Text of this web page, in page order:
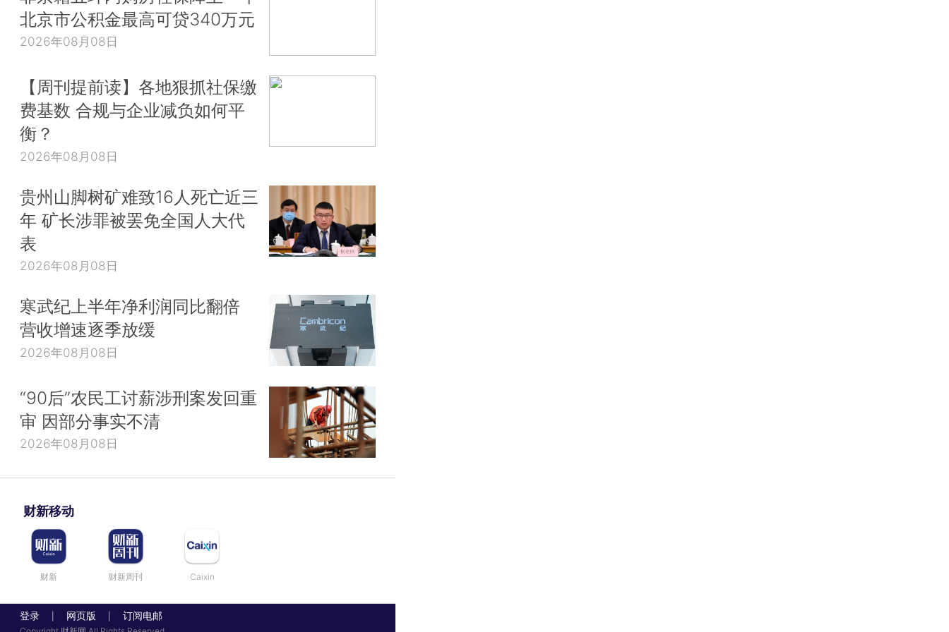
北京市公积金最高可贷340万元
2026年08月08日
【周刊提前读】各地狠抓社保缴
费基数 合规与企业减负如何平
衡？
2026年08月08日
贵州山脚树矿难致16人死亡近三
年 矿长涉罪被罢免全国人大代
表
2026年08月08日
寒武纪上半年净利润同比翻倍
营收增速逐季放缓
2026年08月08日
“90后”农民工讨薪涉刑案发回重
审 因部分事实不清
2026年08月08日
财新移动
财新 财新周刊 Caixin
登录 网页版 订阅电邮